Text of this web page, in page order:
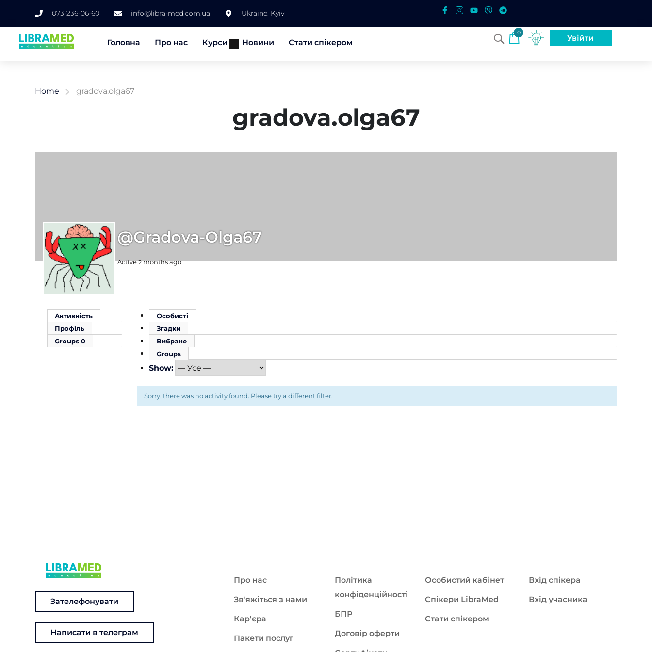
073-236-06-60 info@libra-med.com.ua Ukraine, Kyiv
Головна Про нас Курси Новини Стати спікером
0
Увійти
Home gradova.olga67
gradova.olga67
@gradova-Olga67
Active 2 months ago
Активність
Профіль
Groups 0
Особисті
Згадки
Вибране
Groups
Show:
Sorry, there was no activity found. Please try a different filter.
Зателефонувати
Написати в телеграм
Про нас
Зв'яжіться з нами
Кар'єра
Пакети послуг
Політика
конфіденційності
БПР
Договір оферти
Особистий кабінет
Спікери LibraMed
Стати спікером
Вхід спікера
Вхід учасника